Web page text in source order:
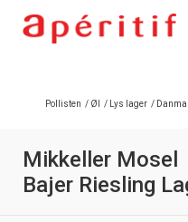
Pollisten / Øl / Lys lager /
Mikkeller Mosel
Bajer Riesling